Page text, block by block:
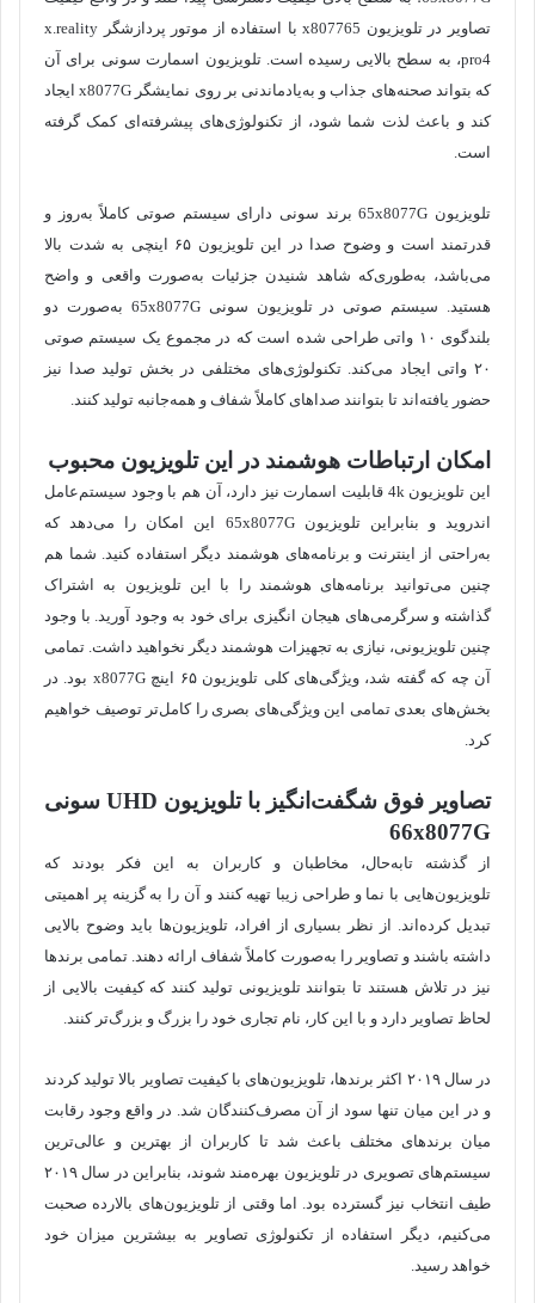
تصاویر در تلویزیون x807765 با استفاده از موتور پردازشگر x.reality
pro4، به سطح بالایی رسیده است. تلویزیون اسمارت سونی برای آن
که بتواند صحنه‌های جذاب و به‌یادماندنی بر روی نمایشگر x8077G ایجاد
کند و باعث لذت شما شود، از تکنولوژی‌های پیشرفته‌ای کمک گرفته
است.
تلویزیون 65x8077G برند سونی دارای سیستم صوتی کاملاً به‌روز و
قدرتمند است و وضوح صدا در این تلویزیون ۶۵ اینچی به شدت بالا
می‌باشد، به‌طوری‌که شاهد شنیدن جزئیات به‌صورت واقعی و واضح
هستید. سیستم صوتی در تلویزیون سونی 65x8077G به‌صورت دو
بلندگوی ۱۰ واتی طراحی شده است که در مجموع یک سیستم صوتی
۲۰ واتی ایجاد می‌کند. تکنولوژی‌های مختلفی در بخش تولید صدا نیز
حضور یافته‌اند تا بتوانند صداهای کاملاً شفاف و همه‌جانبه تولید کنند.
امکان ارتباطات هوشمند در این تلویزیون محبوب
این تلویزیون 4k قابلیت اسمارت نیز دارد، آن هم با وجود سیستم‌عامل
اندروید و بنابراین تلویزیون 65x8077G این امکان را می‌دهد که
به‌راحتی از اینترنت و برنامه‌های هوشمند دیگر استفاده کنید. شما هم
چنین می‌توانید برنامه‌های هوشمند را با این تلویزیون به اشتراک
گذاشته و سرگرمی‌های هیجان انگیزی برای خود به وجود آورید. با وجود
چنین تلویزیونی، نیازی به تجهیزات هوشمند دیگر نخواهید داشت. تمامی
آن چه که گفته شد، ویژگی‌های کلی تلویزیون ۶۵ اینچ x8077G بود. در
بخش‌های بعدی تمامی این ویژگی‌های بصری را کامل‌تر توصیف خواهیم
کرد.
تصاویر فوق شگفت‌انگیز با تلویزیون UHD سونی
66x8077G
از گذشته تابه‌حال، مخاطبان و کاربران به این فکر بودند که
تلویزیون‌هایی با نما و طراحی زیبا تهیه کنند و آن را به گزینه پر اهمیتی
تبدیل کرده‌اند. از نظر بسیاری از افراد، تلویزیون‌ها باید وضوح بالایی
داشته باشند و تصاویر را به‌صورت کاملاً شفاف ارائه دهند. تمامی برندها
نیز در تلاش هستند تا بتوانند تلویزیونی تولید کنند که کیفیت بالایی از
لحاظ تصاویر دارد و با این کار، نام تجاری خود را بزرگ و بزرگ‌تر کنند.
در سال ۲۰۱۹ اکثر برندها، تلویزیون‌های با کیفیت تصاویر بالا تولید کردند
و در این میان تنها سود از آن مصرف‌کنندگان شد. در واقع وجود رقابت
میان برندهای مختلف باعث شد تا کاربران از بهترین و عالی‌ترین
سیستم‌های تصویری در تلویزیون بهره‌مند شوند، بنابراین در سال ۲۰۱۹
طیف انتخاب نیز گسترده بود. اما وقتی از تلویزیون‌های بالارده صحبت
می‌کنیم، دیگر استفاده از تکنولوژی تصاویر به بیشترین میزان خود
خواهد رسید.